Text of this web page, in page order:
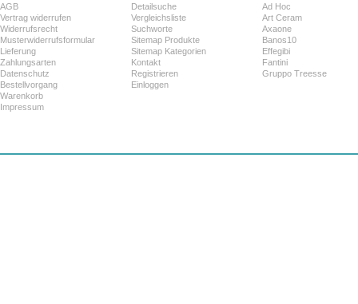
AGB
Vertrag widerrufen
Widerrufsrecht
Musterwiderrufsformular
Lieferung
Zahlungsarten
Datenschutz
Bestellvorgang
Warenkorb
Impressum
Detailsuche
Vergleichsliste
Suchworte
Sitemap Produkte
Sitemap Kategorien
Kontakt
Registrieren
Einloggen
Ad Hoc
Art Ceram
Axaone
Banos10
Effegibi
Fantini
Gruppo Treesse